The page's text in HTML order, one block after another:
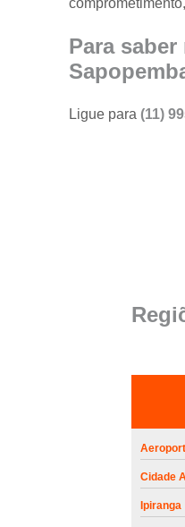
Para
Ligue para (11)
Cidade
Ipiranga